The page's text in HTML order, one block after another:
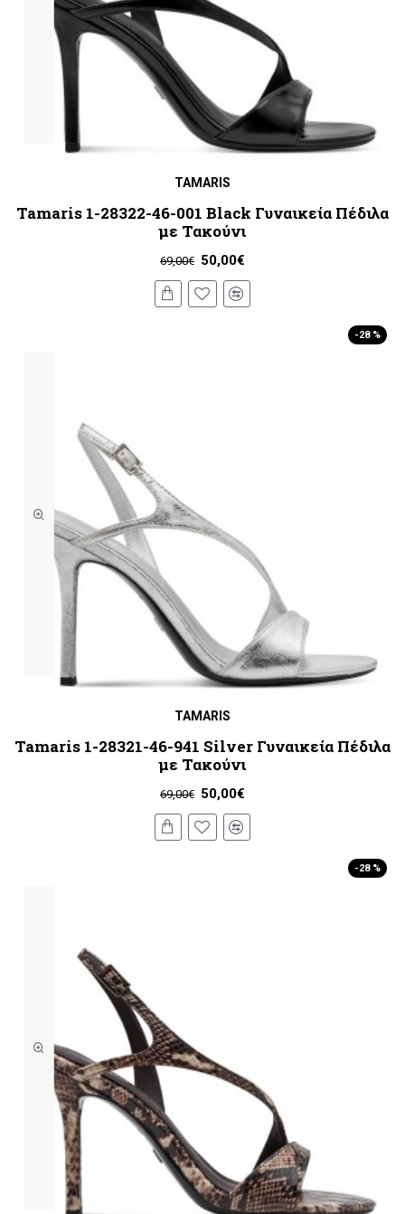
TAMARIS
Tamaris 1-28322-46-001 Black Γυναικεία Πέδιλα
με Τακούνι
50,00€
69,00€
-28 %
TAMARIS
Tamaris 1-28321-46-941 Silver Γυναικεία Πέδιλα
με Τακούνι
50,00€
69,00€
-28 %